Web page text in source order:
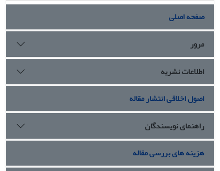
صفحه اصلی
مرور
اطلاعات نشریه
اصول اخلاقی انتشار مقاله
راهنمای نویسندگان
هزینه های بررسی مقاله